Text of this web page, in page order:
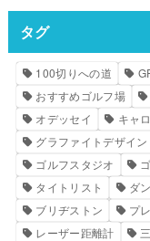
タグ
100切りへの道
おすすめゴルフ場
オデッセイ
キャ
グラファイトデザイン
ゴルフスタジオ
タイトリスト
ダ
ブリヂストン
プ
レーザー距離計